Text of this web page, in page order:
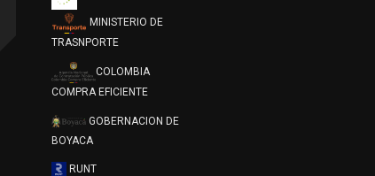
MINISTERIO DE
TRASNPORTE
COLOMBIA
COMPRA EFICIENTE
GOBERNACION DE
BOYACA
RUNT